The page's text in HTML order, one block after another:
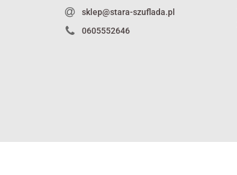
sklep@stara-szuflada.pl
0605552646